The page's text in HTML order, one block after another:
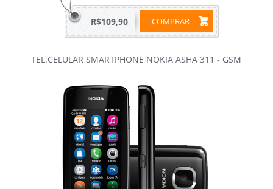
COMPRAR
R$109,90
TEL.CELULAR SMARTPHONE NOKIA ASHA 311 - GSM